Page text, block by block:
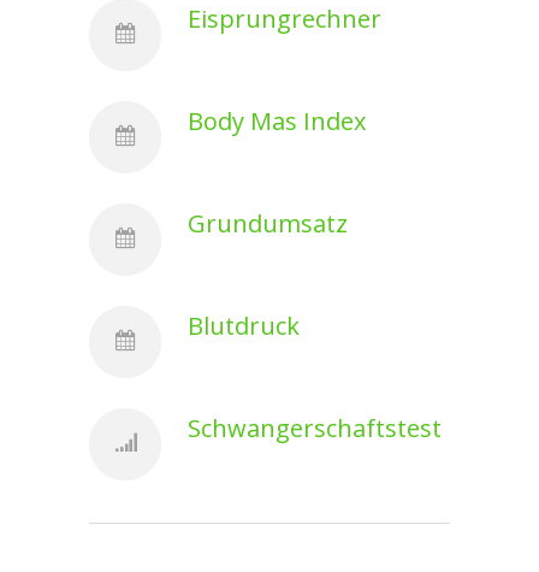
Eisprungrechner
Body Mas Index
Grundumsatz
Blutdruck
Schwangerschaftstest